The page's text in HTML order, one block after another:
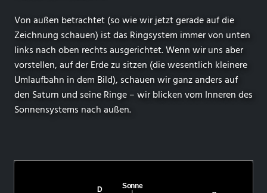
Von außen betrachtet (so wie wir jetzt gerade auf die
Zeichnung schauen) ist das Ringsystem immer von unten
links nach oben rechts ausgerichtet. Wenn wir uns aber
vorstellen, auf der Erde zu sitzen (die wesentlich kleinere
Umlaufbahn in dem Bild), schauen wir ganz anders auf
den Saturn und seine Ringe – wir blicken vom Inneren des
Sonnensystems nach außen.